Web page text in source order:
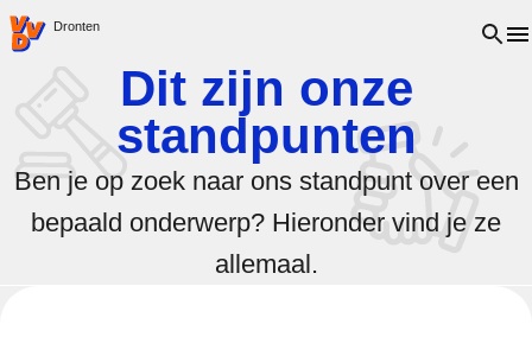
VVD.nl - Ga naar de homepage
Dronten Open
Dit zijn onze
standpunten
Ben je op zoek naar ons standpunt over een
bepaald onderwerp? Hieronder vind je ze
allemaal.